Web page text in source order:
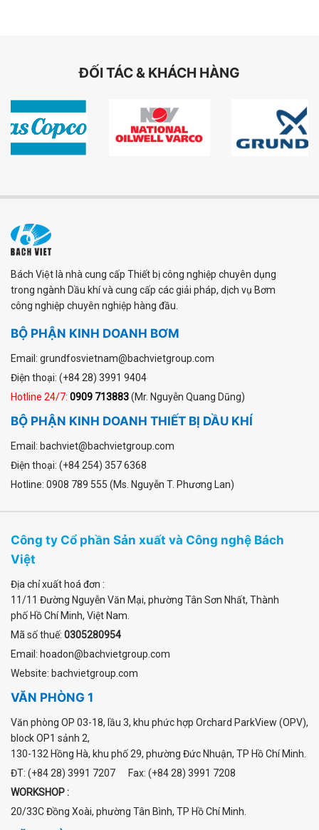
ĐỐI TÁC & KHÁCH HÀNG
Bách Việt là nhà cung cấp Thiết bị công nghiệp chuyên dụng
trong ngành Dầu khí và cung cấp các giải pháp, dịch vụ Bơm
công nghiệp chuyên nghiệp hàng đầu.
BỘ PHẬN KINH DOANH BƠM
Email: grundfosvietnam@bachvietgroup.com
Điện thoại: (+84 28) 3991 9404
Hotline 24/7: 0909 713883(Mr. Nguyễn Quang Dũng)
BỘ PHẬN KINH DOANH THIẾT BỊ DẦU KHÍ
Email: bachviet@bachvietgroup.com
Điện thoại: (+84 254) 357 6368
Hotline: 0908 789 555 (Ms. Nguyễn T. Phương Lan)
Công ty Cổ phần Sản xuất và Công nghệ Bách
Việt
Địa chỉ xuất hoá đơn :
11/11 Đường Nguyễn Văn Mại, phường Tân Sơn Nhất, Thành
phố Hồ Chí Minh, Việt Nam.
Mã số thuế: 0305280954
Email: hoadon@bachvietgroup.com
Website: bachvietgroup.com
VĂN PHÒNG 1
Văn phòng OP 03-18, lầu 3, khu phức hợp Orchard ParkView (OPV),
block OP1 sảnh 2,
130-132 Hồng Hà, khu phố 29, phường Đức Nhuận, TP Hồ Chí Minh.
ĐT: (+84 28) 3991 7207 Fax: (+84 28) 3991 7208
WORKSHOP :
20/33C Đồng Xoài, phường Tân Bình, TP Hồ Chí Minh.